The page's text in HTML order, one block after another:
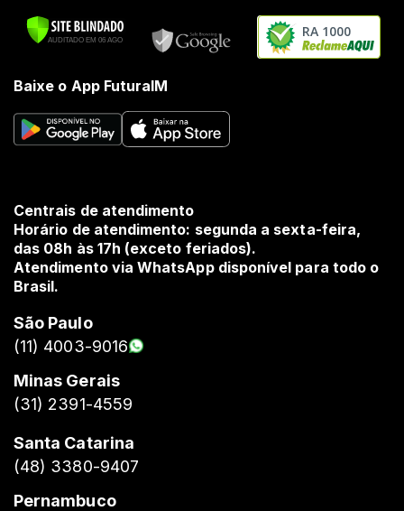
RA 1000
Baixe o App FuturaIM
Centrais de atendimento
Horário de atendimento: segunda a sexta-feira,
das 08h às 17h (exceto feriados).
Atendimento via WhatsApp disponível para todo o
Brasil.
São Paulo
(11) 4003-9016
Minas Gerais
(31) 2391-4559
Santa Catarina
(48) 3380-9407
Pernambuco